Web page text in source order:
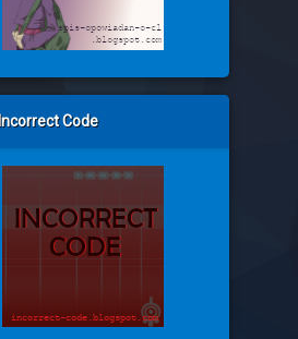
Incorrect Code